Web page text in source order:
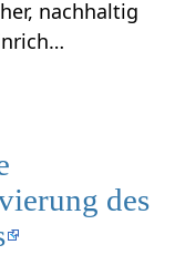
nachhaltig
des